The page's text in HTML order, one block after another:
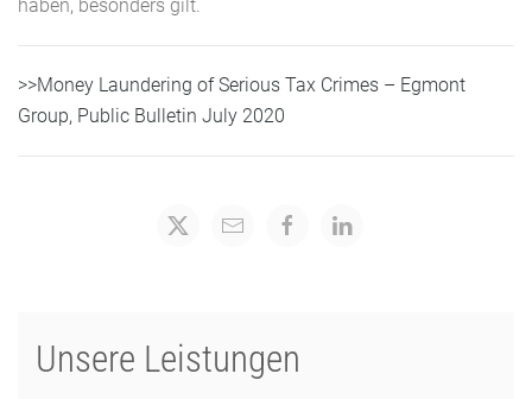
haben, besonders gilt.
>>Money Laundering of Serious Tax Crimes – Egmont
Group, Public Bulletin July 2020
Unsere Leistungen